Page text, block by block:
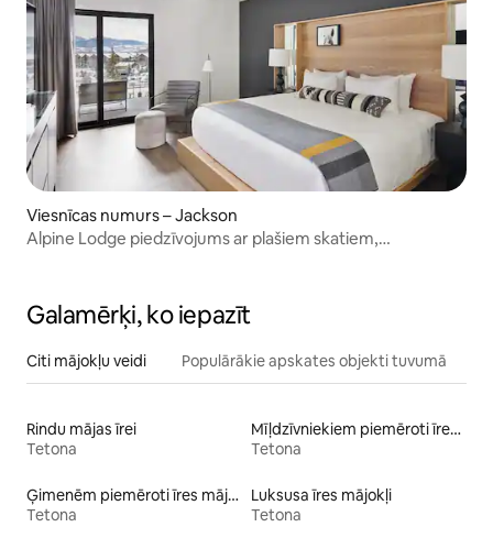
Viesnīcas numurs – Jackson
Alpine Lodge piedzīvojums ar plašiem skatiem,
Galamērķi, ko iepazīt
Citi mājokļu veidi Populārākie apskates objekti tuvumā
Rindu mājas īrei
Tetona
Mīļdzīvniekiem piemēroti īres mājokļi
Tetona
Ģimenēm piemēroti īres mājokļi
Tetona
Luksusa īres mājokļi
Tetona